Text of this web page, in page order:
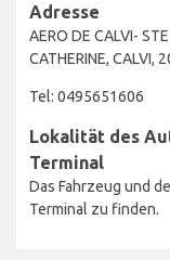
Adresse
AERO DE CALVI- STE
CATHERINE, CALVI,
Tel: 0495651606
Lokalität des
Terminal
Das Fahrzeug und
Terminal zu finden.